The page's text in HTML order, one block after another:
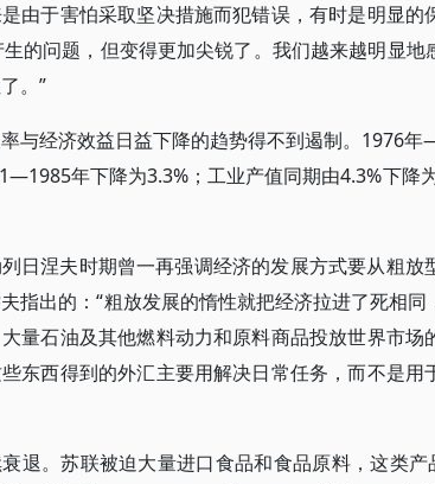
由于害怕采取坚决措施而犯错误，有时是明显
的问题，但变得更加尖锐了。我们越来越明显
。”
与经济效益日益下降的趋势得不到遏制。1976
年下降为3.3%；工业产值同期由4.3%下降
日涅夫时期曾一再强调经济的发展方式要从粗放
指出的：“粗放发展的惰性就把经济拉进了死相
量石油及其他燃料动力和原料商品投放世界市
东西得到的外汇主要用解决日常任务，而不是
退。苏联被迫大量进口食品和食品原料，这类